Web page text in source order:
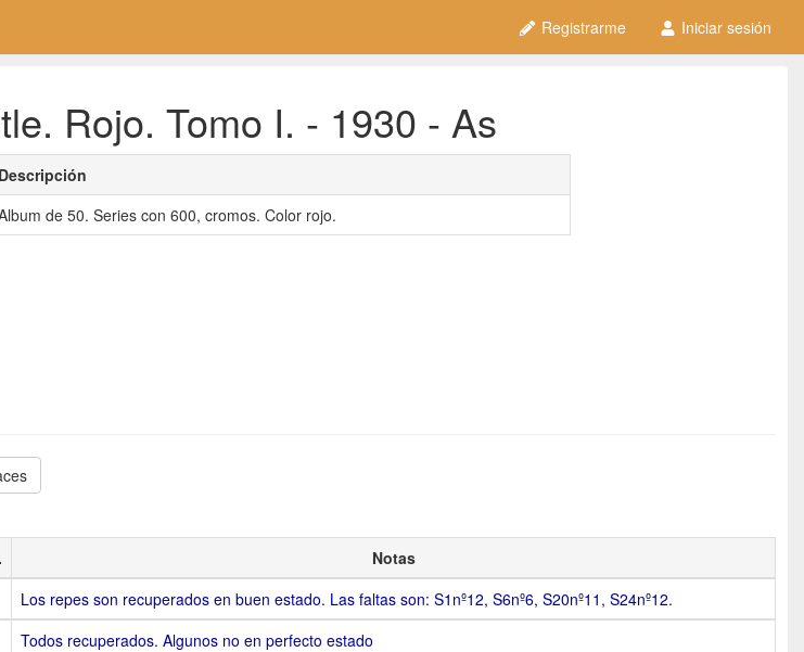
Registrarme Iniciar sesión
Rojo. Tomo I. - 1930 - As
Descripción
de 50. Series con 600, cromos. Color rojo.
Notas
Los repes son recuperados en buen estado. Las faltas son: S1nº12, S6nº6, S20nº11, S24nº12.
Todos recuperados. Algunos no en perfecto estado